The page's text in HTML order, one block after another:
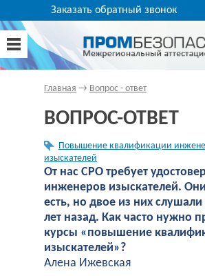
Заказать обратный звонок
Главная → Вопрос - ответ
ВОПРОС-ОТВЕТ
Повышение квалификации
изыскателей
От нас СРО требует
инженеров изыскателей.
есть, но двое из них
лет назад. Как часто нужно
курсы «повышение
изыскателей»?
Алена Ижевская